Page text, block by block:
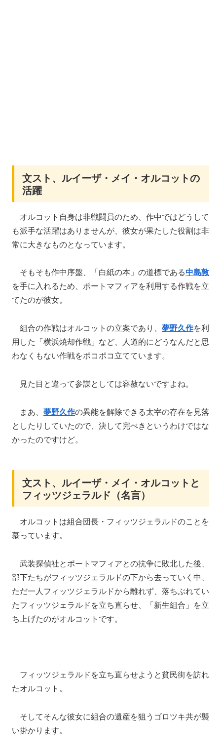
文スト、ルイーザ・メイ・オルコットの
活躍
オルコット自身は非戦闘員のため、作中ではどうして
も派手な活躍はありませんが、彼女が果たした役割は非
常に大きなものとなっています。
そもそも作中序盤、「白紙の本」の道標である中島敦
を手に入れるため、ポートマフィアを利用する作戦を立
てたのが彼女。
組合の作戦はオルコットの立案であり、 夢野久作を利
用した「横浜焼却作戦」など、人道的にどうなんだと思
わなくもない作戦をポコポコ立てています。
見た目と違って参謀としては容赦ないですよね。
まあ、 夢野久作の異能を解除できる太宰の存在を見落
としたりしていたので、決して完ぺきというわけではな
かったのですけど。
文スト、ルイーザ・メイ・オルコットと
フィッツジェラルド（名言）
オルコットは組合団長・フィッツジェラルドのことを
慕っています。
武装探偵社とポートマフィアとの抗争に敗北した後、
部下たちがフィッツジェラルドの下から去っていく中、
ただ一人フィッツジェラルドから離れず、落ちぶれてい
たフィッツジェラルドを立ち直らせ、「新生組合」を立
ち上げたのがオルコットです。
フィッツジェラルドを立ち直らせようと貧民街を訪れ
たオルコット。
そしてそんな彼女に組合の遺産を狙うゴロツキ共が襲
い掛かります。